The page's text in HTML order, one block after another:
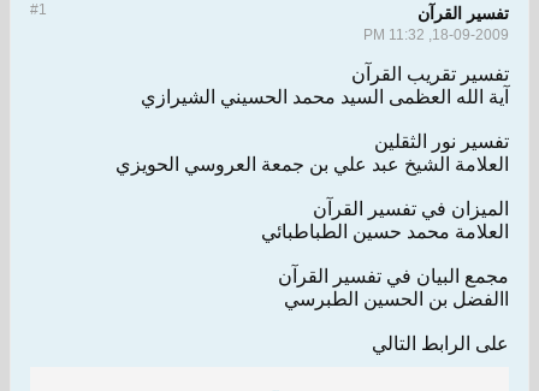
#1 تفسير القرآن
18-09-2009, 11:32 PM
تفسير تقريب القرآن
آية الله العظمى السيد محمد الحسيني الشيرازي
تفسير نور الثقلين
العلامة الشيخ عبد علي بن جمعة العروسي الحويزي
الميزان في تفسير القرآن
العلامة محمد حسين الطباطبائي
مجمع البيان في تفسير القرآن
االفضل بن الحسين الطبرسي
على الرابط التالي